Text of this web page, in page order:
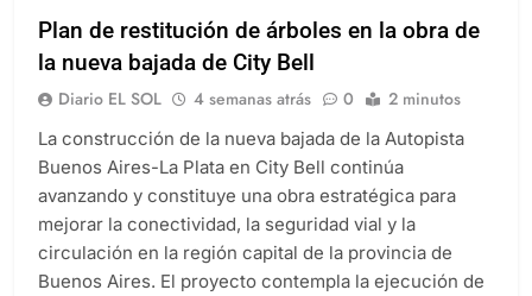
Plan de restitución de árboles en la obra de
la nueva bajada de City Bell
Diario EL SOL 4 semanas atrás 0 2 minutos
La construcción de la nueva bajada de la Autopista
Buenos Aires-La Plata en City Bell continúa
avanzando y constituye una obra estratégica para
mejorar la conectividad, la seguridad vial y la
circulación en la región capital de la provincia de
Buenos Aires. El proyecto contempla la ejecución de